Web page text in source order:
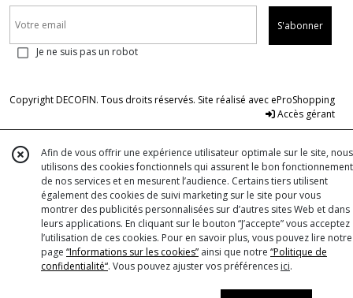
S'abonner
Je ne suis pas un robot
Copyright DECOFIN. Tous droits réservés. Site réalisé avec eProShopping
Accès gérant
Afin de vous offrir une expérience utilisateur optimale sur le site, nous
utilisons des cookies fonctionnels qui assurent le bon fonctionnement
de nos services et en mesurent l’audience. Certains tiers utilisent
également des cookies de suivi marketing sur le site pour vous
montrer des publicités personnalisées sur d’autres sites Web et dans
leurs applications. En cliquant sur le bouton “J’accepte” vous acceptez
l’utilisation de ces cookies. Pour en savoir plus, vous pouvez lire notre
page “Informations sur les cookies” ainsi que notre “Politique de
confidentialité“. Vous pouvez ajuster vos préférences ici.